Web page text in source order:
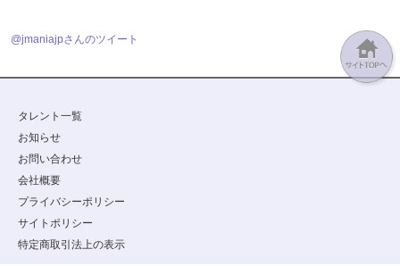
@jmaniajpさんのツイート
タレント一覧
お知らせ
お問い合わせ
会社概要
プライバシーポリシー
サイトポリシー
特定商取引法上の表示